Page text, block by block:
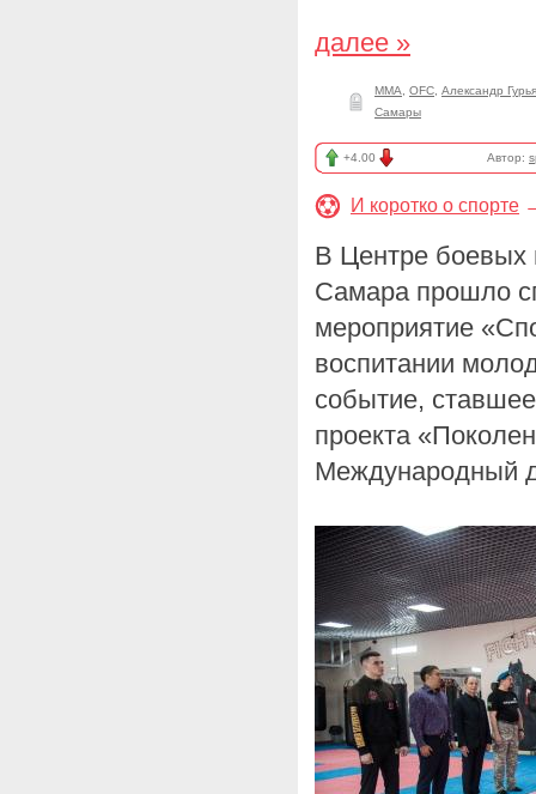
далее »
ММА OFC Александр
Самары
+4.00 Автор:
И коротко о спорте
В Центре боевых
Самара прошло
мероприятие
воспитании
событие,
проекта
Международный